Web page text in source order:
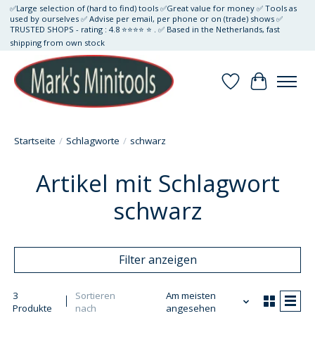
✅Large selection of (hard to find) tools ✅Great value for money ✅ Tools as
used by ourselves ✅ Advise per email, per phone or on (trade) shows ✅
TRUSTED SHOPS - rating : 4.8 ⭐⭐⭐⭐ ⭐ . ✅ Based in the Netherlands, fast
shipping from own stock
Wunschzettel
Ihr
Startseite / Schlagworte / schwarz
Artikel mit Schlagwort
schwarz
Filter anzeigen
3
Produkte
Sortieren
nach
Am meisten
angesehen